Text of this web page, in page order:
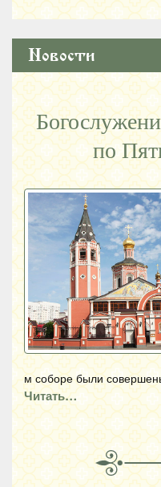
Новости
по
м соборе были
Читать…